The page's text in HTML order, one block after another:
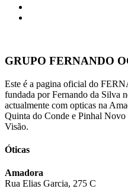
GRUPO FERNANDO
Este é a pagina oficial do
fundada por Fernando da Silva
actualmente com opticas na
Quinta do Conde e Pinhal
Visão.
Óticas
Amadora
Rua Elias Garcia, 275 C